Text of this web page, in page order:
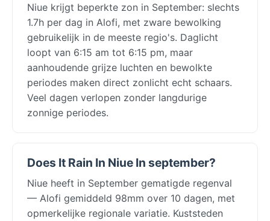
Niue krijgt beperkte zon in September: slechts
1.7h per dag in Alofi, met zware bewolking
gebruikelijk in de meeste regio's. Daglicht
loopt van 6:15 am tot 6:15 pm, maar
aanhoudende grijze luchten en bewolkte
periodes maken direct zonlicht echt schaars.
Veel dagen verlopen zonder langdurige
zonnige periodes.
Does It Rain In Niue In september?
Niue heeft in September gematigde regenval
— Alofi gemiddeld 98mm over 10 dagen, met
opmerkelijke regionale variatie. Kuststeden